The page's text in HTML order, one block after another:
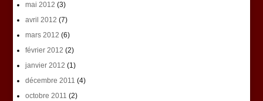
mai 2012 (3)
avril 2012 (7)
mars 2012 (6)
février 2012 (2)
janvier 2012 (1)
décembre 2011 (4)
octobre 2011 (2)